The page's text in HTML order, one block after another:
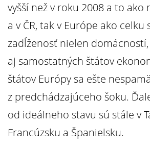
vyšší než v roku 2008 a to ako
a v ČR, tak v Európe ako celku
zadĺženosť nielen
aj samostatných štátov
štátov Európy sa ešte
z predchádzajúceho šoku.
od ideálneho stavu sú stále v
Francúzsku a Španielsku.